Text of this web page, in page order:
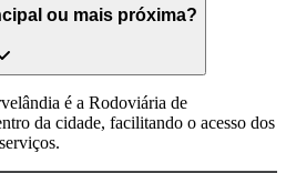
ou mais próxima?
é a Rodoviária de
da cidade, facilitando o acesso dos